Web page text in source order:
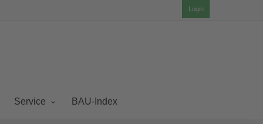
Login
Service BAU-Index